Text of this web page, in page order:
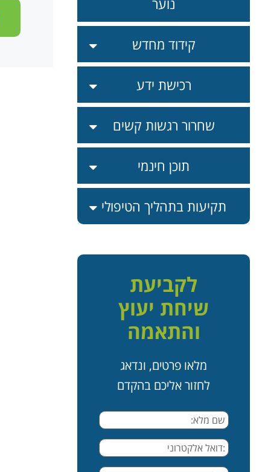
נוער
קידוד מחדש
רכישת ידע
שחרור רגשות קשים
תוכן חינמי
תקיעות בתהליך הטיפולי
לקביעת
שיחת יעוץ
והתאמה
מלאו פרטים, ונדאג
לחזור אליכם בהקדם